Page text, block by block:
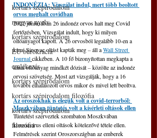
kortárs szépirodalom
magyar nyelv
kortárs szépirodalom
EU bürokrácia
emlékezés
kortárs szépirodalom
kortárs szépirodalom filozófia
kortárs szépirodalom
filozófia
INDONÉZIA: Vizsgálat indul, mert több beoltott
orvos meghalt covidban
2021 júniusában 26 indonéz orvos halt meg Covid
fertőzésben. Vizsgálat indult, hogy ki milyen
oltóanyagot kapott. A 26 orvosból legalább 10-en a
kínai Sinovac oltást kapták meg – áll a Wall Street
Journalcikkében. A 10 fő bizonyítottan megkapta a
kínai oltóanyag mindkét dózisát – közölte az indonéz
orvosi szövetség. Most azt vizsgálják, hogy a 16
további elhalálozott orvos mikor és mivel lett beoltva.
Az oroszoknak is elegük volt a covid-terrorból:
Moszkvában tüntetés volt a kísérleti oltások ellen
Tüntetést szerveztek szombaton Moszkvában
koronavírus elleni oltások kötelezővé tétele ellen.
Felmérések szerint Oroszországban az emberek